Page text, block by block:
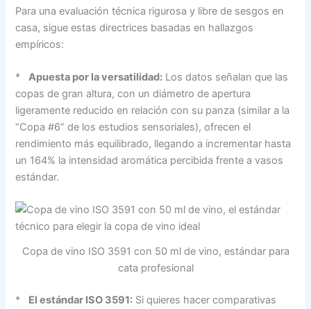
Para una evaluación técnica rigurosa y libre de sesgos en
casa, sigue estas directrices basadas en hallazgos
empíricos:
*Apuesta por la versatilidad: Los datos señalan que las
copas de gran altura, con un diámetro de apertura
ligeramente reducido en relación con su panza (similar a la
“Copa #6” de los estudios sensoriales), ofrecen el
rendimiento más equilibrado, llegando a incrementar hasta
un 164% la intensidad aromática percibida frente a vasos
estándar.
Copa de vino ISO 3591 con 50 ml de vino, estándar para
cata profesional
* El estándar ISO 3591: Si quieres hacer comparativas